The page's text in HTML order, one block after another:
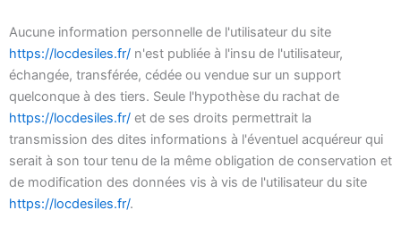
Aucune information personnelle de l'utilisateur du site
https://locdesiles.fr/ n'est publiée à l'insu de l'utilisateur,
échangée, transférée, cédée ou vendue sur un support
quelconque à des tiers. Seule l'hypothèse du rachat de
https://locdesiles.fr/ et de ses droits permettrait la
transmission des dites informations à l'éventuel acquéreur qui
serait à son tour tenu de la même obligation de conservation et
de modification des données vis à vis de l'utilisateur du site
https://locdesiles.fr/.